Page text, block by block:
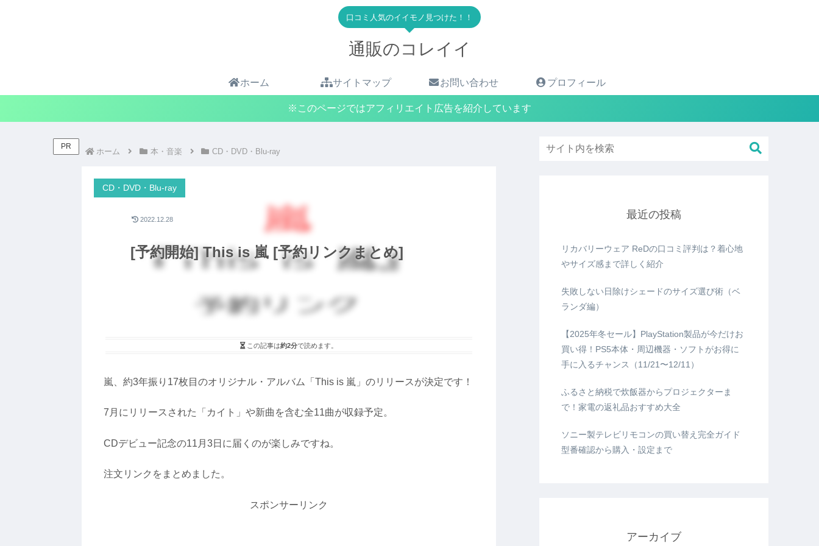
口コミ人気のイイモノ見つけた！！
通販のコレイイ
ホーム サイトマップ お問い合わせ プロフィール
※このページではアフィリエイト広告を紹介しています
PR
ホーム 本・音楽 CD・DVD・Blu-ray
[予約開始] This is 嵐 [予約リンクまとめ]
CD・DVD・Blu-ray
2022.12.28
この記事は約2分で読めます。
嵐、約3年振り17枚目のオリジナル・アルバム「This is 嵐」のリリースが決定です！
7月にリリースされた「カイト」や新曲を含む全11曲が収録予定。
CDデビュー記念の11月3日に届くのが楽しみですね。
注文リンクをまとめました。
スポンサーリンク
最近の投稿
リカバリーウェア ReDの口コミ評判は？着心地
やサイズ感まで詳しく紹介
失敗しない日除けシェードのサイズ選び術（ベ
ランダ編）
【2025年冬セール】PlayStation製品が今だけお
買い得！PS5本体・周辺機器・ソフトがお得に
手に入るチャンス（11/21〜12/11）
ふるさと納税で炊飯器からプロジェクターま
で！家電の返礼品おすすめ大全
ソニー製テレビリモコンの買い替え完全ガイド
型番確認から購入・設定まで
アーカイブ